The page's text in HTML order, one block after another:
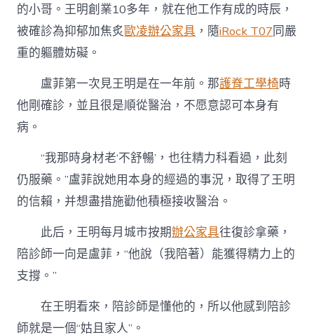
的小哥。王明創業10多年，就在他工作有成的時辰，
被確診為抑郁加焦炙歐凌辦公家具 ，隨iRock T07同嚴
重的軀體妨礙。
盧菲第一次見王明是在一年前。那護脊工學椅時
他剛確診，並且很是順從醫治，不愿意認可本身有
病。
“我那時身材老‘不舒暢’，也往精力科看過，此刻
仍服藥。”盧菲說她用本身的經過的事況，取得了王明
的信賴，并想盡措施勸他積極接收醫治。
此后，王明每月城市按期辦公家具往復診拿藥，
陪診師一向是盧菲，“他說（我陪著）能獲得精力上的
支撐。”
在王明看來，陪診師是懂他的，所以他感到陪診
師就是一個“姑且家人”。